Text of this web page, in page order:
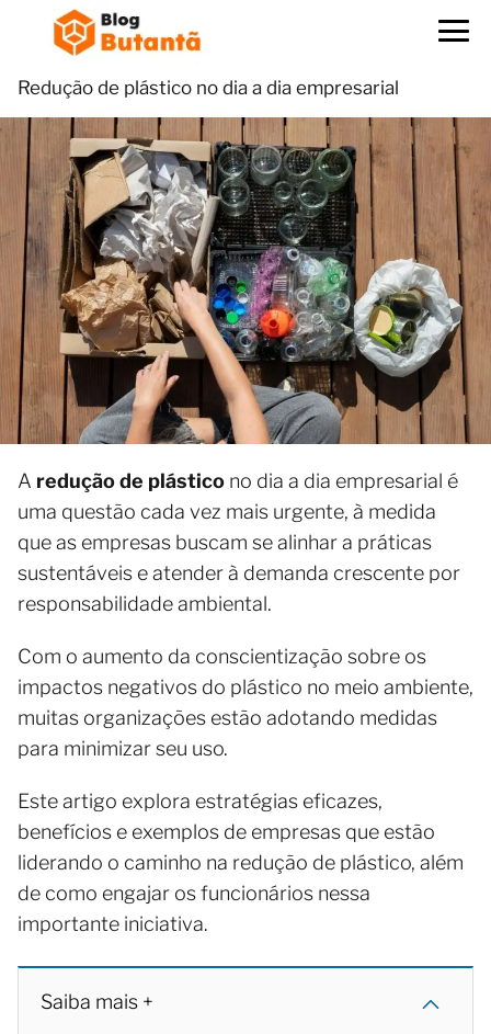
Redução de plástico no dia a dia empresarial
A redução de plástico no dia a dia empresarial é
uma questão cada vez mais urgente, à medida
que as empresas buscam se alinhar a práticas
sustentáveis e atender à demanda crescente por
responsabilidade ambiental.
Com o aumento da conscientização sobre os
impactos negativos do plástico no meio ambiente,
muitas organizações estão adotando medidas
para minimizar seu uso.
Este artigo explora estratégias eficazes,
benefícios e exemplos de empresas que estão
liderando o caminho na redução de plástico, além
de como engajar os funcionários nessa
importante iniciativa.
Saiba mais +